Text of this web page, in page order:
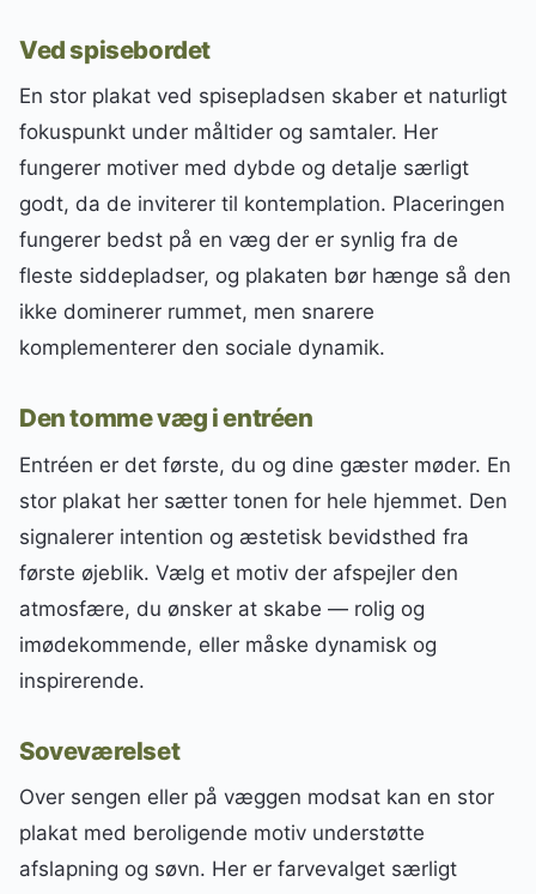
Ved spisebordet
En stor plakat ved spisepladsen skaber et naturligt
fokuspunkt under måltider og samtaler. Her
fungerer motiver med dybde og detalje særligt
godt, da de inviterer til kontemplation. Placeringen
fungerer bedst på en væg der er synlig fra de
fleste siddepladser, og plakaten bør hænge så den
ikke dominerer rummet, men snarere
komplementerer den sociale dynamik.
Den tomme væg i entréen
Entréen er det første, du og dine gæster møder. En
stor plakat her sætter tonen for hele hjemmet. Den
signalerer intention og æstetisk bevidsthed fra
første øjeblik. Vælg et motiv der afspejler den
atmosfære, du ønsker at skabe — rolig og
imødekommende, eller måske dynamisk og
inspirerende.
Soveværelset
Over sengen eller på væggen modsat kan en stor
plakat med beroligende motiv understøtte
afslapning og søvn. Her er farvevalget særligt